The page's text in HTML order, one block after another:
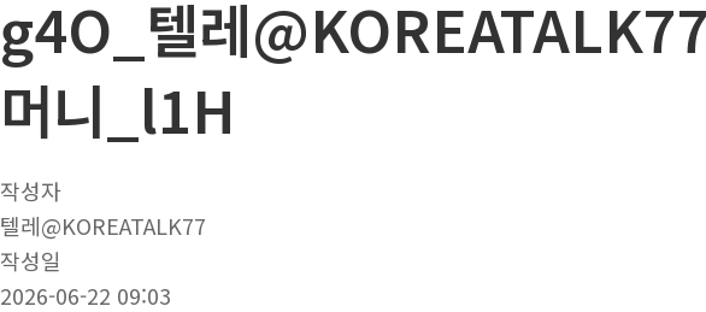
g4O_텔레
머니_l1H
작성자
텔레@KOREATALK77
작성일
2026-06-22 09:03